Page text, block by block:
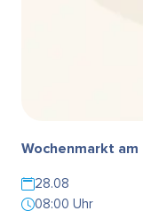
Wochenmarkt
28.08
08:00 Uhr